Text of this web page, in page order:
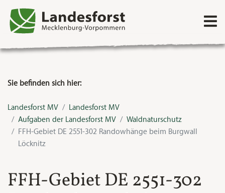
Sie befinden sich hier:
Landesforst MV
Landesforst MV
Aufgaben der Landesforst MV
Waldnaturschutz
FFH-Gebiet DE 2551-302 Randowhänge beim Burgwall
Löcknitz
FFH-Gebiet DE 2551-302